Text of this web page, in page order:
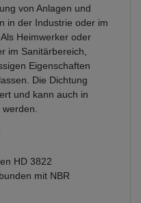
von Anlagen und
in der Industrie oder im
Heimwerker oder
im Sanitärbereich,
Eigenschaften
Die Dichtung
und kann auch in
HD 3822
mit NBR